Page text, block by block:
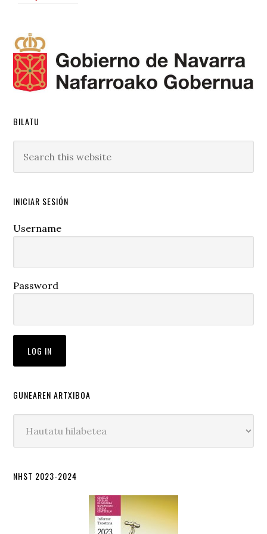
Sidebar
BILATU
this
INICIAR SESIÓN
Username
Password
GUNEAREN ARTXIBOA
artxiboa
NHST 2023-2024